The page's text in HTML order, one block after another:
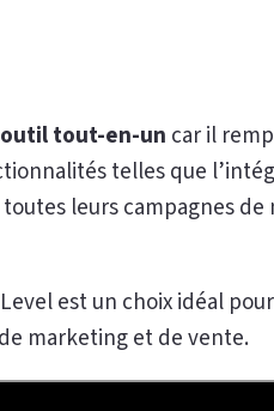
outil tout-en-un car il
telles que
leurs campagnes
est un choix idéal
marketing et de vente.